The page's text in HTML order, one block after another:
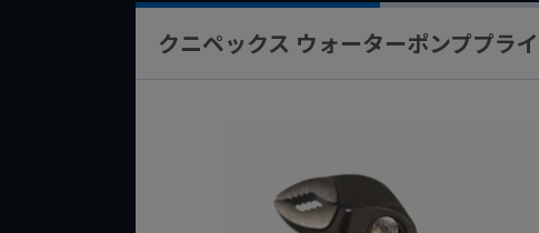
クニペックス ウォーターポンププラ